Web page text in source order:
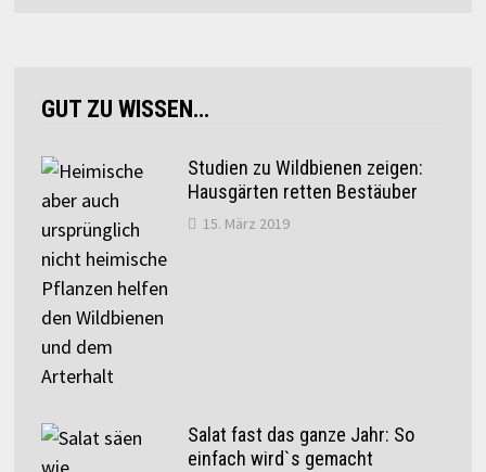
GUT ZU WISSEN…
Studien zu Wildbienen zeigen:
Hausgärten retten Bestäuber
15. März 2019
Salat fast das ganze Jahr: So
einfach wird`s gemacht